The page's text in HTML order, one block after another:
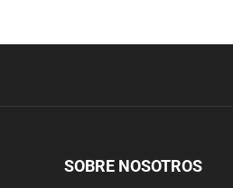
SOBRE NOSOTROS